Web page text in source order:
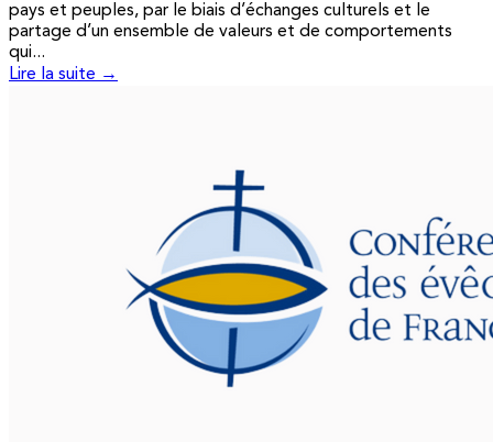
pays et peuples, par le biais d’échanges culturels et le
partage d’un ensemble de valeurs et de comportements
qui...
Lire la suite →